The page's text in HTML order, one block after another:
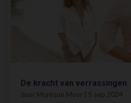
De kracht van verrassingen
door Monique Moor | 5 sep 2024